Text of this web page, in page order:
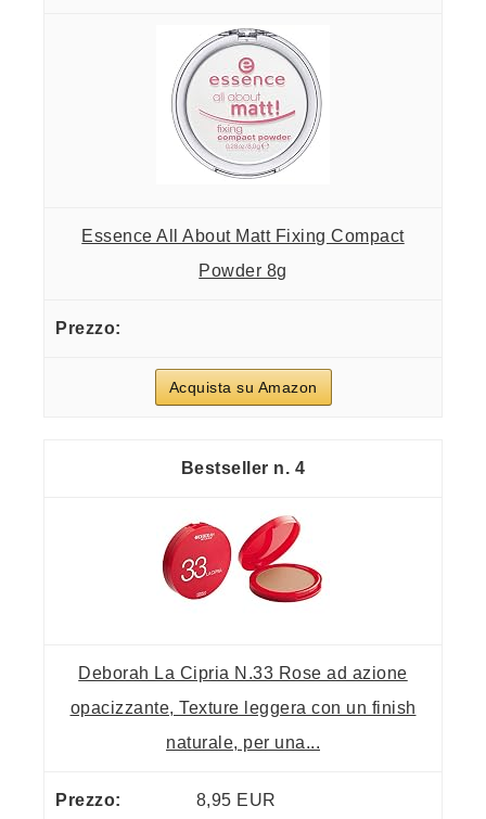
Essence All About Matt Fixing Compact
Powder 8g
Acquista su Amazon
4
Deborah La Cipria N.33 Rose ad azione
opacizzante, Texture leggera con un finish
naturale, per una...
8,95 EUR